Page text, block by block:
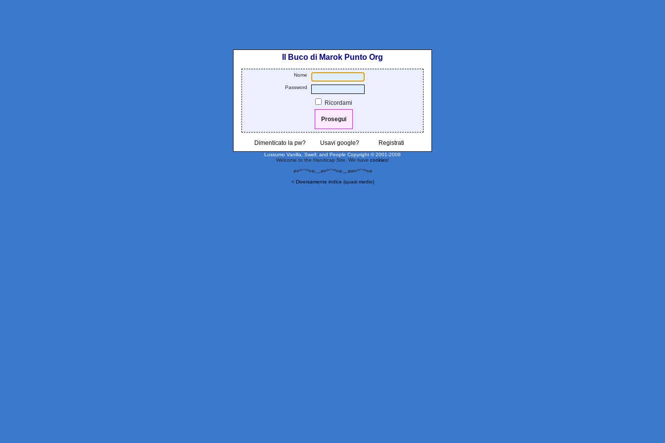
Il Buco di Marok Punto Org
Nome
Password
Ricordami
Dimenticato la pw? Usavi google? Registrati
Lussumo Vanilla, Swell, and People Copyright © 2001-2008
Welcome to the Handicap Site. We have cookies!
ø¤º°`°º¤ø,¸¸,ø¤º°`°º¤ø,¸¸,øø¤º°`°º¤ø
< Diversamente indice (quasi medio)